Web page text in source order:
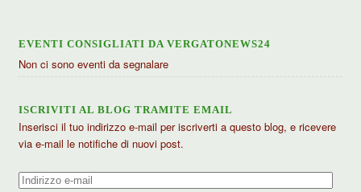
EVENTI CONSIGLIATI DA VERGATONEWS24
Non ci sono eventi da segnalare
ISCRIVITI AL BLOG TRAMITE EMAIL
Inserisci il tuo indirizzo e-mail per iscriverti a questo blog, e ricevere
via e-mail le notifiche di nuovi post.
Indirizzo